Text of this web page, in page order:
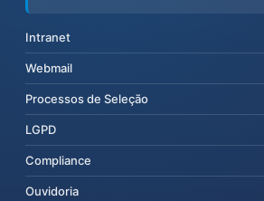
Intranet
Webmail
Processos de Seleção
LGPD
Compliance
Ouvidoria